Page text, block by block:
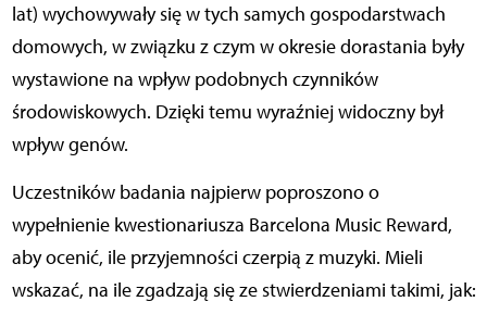
lat) wychowywały się w tych samych gospodarstwach
domowych, w związku z czym w okresie dorastania były
wystawione na wpływ podobnych czynników
środowiskowych. Dzięki temu wyraźniej widoczny był
wpływ genów.
Uczestników badania najpierw poproszono o
wypełnienie kwestionariusza Barcelona Music Reward,
aby ocenić, ile przyjemności czerpią z muzyki. Mieli
wskazać, na ile zgadzają się ze stwierdzeniami takimi, jak: